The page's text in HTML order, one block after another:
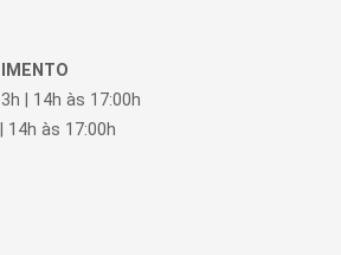
| 14h às 17:00h
14h às 17:00h